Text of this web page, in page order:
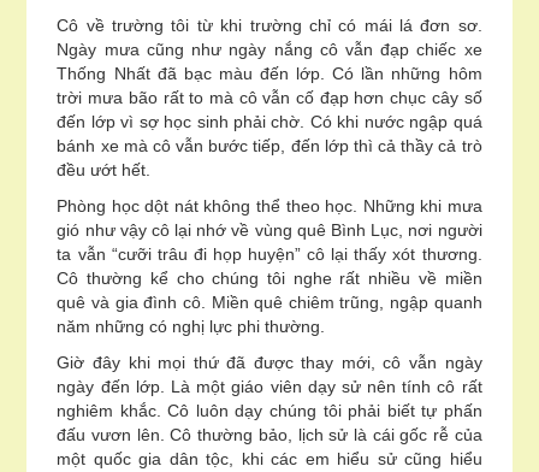
Cô về trường tôi từ khi trường chỉ có mái lá đơn sơ.
Ngày mưa cũng như ngày nắng cô vẫn đạp chiếc xe
Thống Nhất đã bạc màu đến lớp. Có lần những hôm
trời mưa bão rất to mà cô vẫn cố đạp hơn chục cây số
đến lớp vì sợ học sinh phải chờ. Có khi nước ngập quá
bánh xe mà cô vẫn bước tiếp, đến lớp thì cả thầy cả trò
đều ướt hết.
Phòng học dột nát không thể theo học. Những khi mưa
gió như vậy cô lại nhớ về vùng quê Bình Lục, nơi người
ta vẫn “cưỡi trâu đi họp huyện” cô lại thấy xót thương.
Cô thường kể cho chúng tôi nghe rất nhiều về miền
quê và gia đình cô. Miền quê chiêm trũng, ngập quanh
năm những có nghị lực phi thường.
Giờ đây khi mọi thứ đã được thay mới, cô vẫn ngày
ngày đến lớp. Là một giáo viên dạy sử nên tính cô rất
nghiêm khắc. Cô luôn dạy chúng tôi phải biết tự phấn
đấu vươn lên. Cô thường bảo, lịch sử là cái gốc rễ của
một quốc gia dân tộc, khi các em hiểu sử cũng hiểu